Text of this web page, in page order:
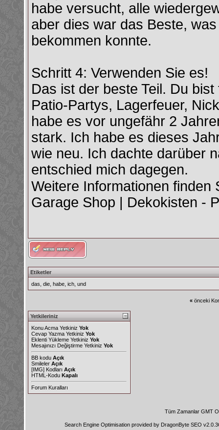
habe versucht, alle
aber dies war das Beste,
bekommen konnte.
Schritt 4: Verwenden Sie es!
Das ist der beste Teil. Du
Patio-Partys, Lagerfeuer,
habe es vor ungefähr 2
stark. Ich habe es dieses
wie neu. Ich dachte darüber
entschied mich dagegen.
Weitere Informationen
Garage Shop | Dekokisten -
Etiketler
das die habe ich und
« önceki
Yetkileriniz
Konu Acma Yetkiniz Yok
Cevap Yazma Yetkiniz Yok
Eklenti Yükleme Yetkiniz Yok
Mesajınızı Değiştirme Yetkiniz Yok
BB kodu Açık
Smileler Açık
[IMG] Kodları Açık
HTML-Kodu Kapalı
Forum Kuralları
Tüm Zamanlar GMT
Search Engine Optimisation provided by DragonByte SEO